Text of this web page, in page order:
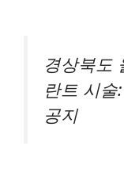
경상북도
란트 시
공지